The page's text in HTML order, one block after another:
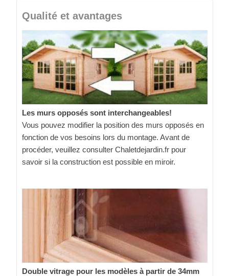
Qualité et avantages
Les murs opposés sont interchangeables!
Vous pouvez modifier la position des murs opposés en
fonction de vos besoins lors du montage. Avant de
procéder, veuillez consulter Chaletdejardin.fr pour
savoir si la construction est possible en miroir.
Double vitrage pour les modèles à partir de 34mm